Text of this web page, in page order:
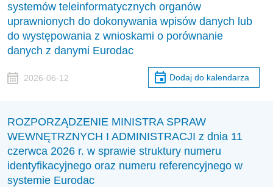
systemów teleinformatycznych organów
uprawnionych do dokonywania wpisów danych lub
do występowania z wnioskami o porównanie
danych z danymi Eurodac
2026-06-12 Dodaj do kalendarza
ROZPORZĄDZENIE MINISTRA SPRAW
WEWNĘTRZNYCH I ADMINISTRACJI z dnia 11
czerwca 2026 r. w sprawie struktury numeru
identyfikacyjnego oraz numeru referencyjnego w
systemie Eurodac